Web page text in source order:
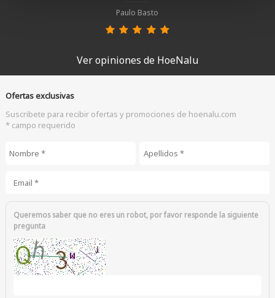
Paulo Basto
Ver opiniones de HoeNalu
Ofertas exclusivas
Suscribete para recibir ofertas y promociones de hoenalu.com
* campo requerido
Queremos saber que no eres un robot, por favor responde la siguiente
pregunta